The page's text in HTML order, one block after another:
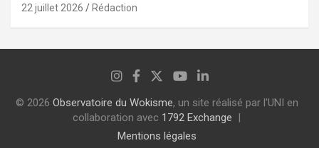
22 juillet 2026 Rédaction
© 2026 Observatoire du Wokisme, un site réalisé par l'UNI en
collaboration avec 1792 Exchange
Mentions légales